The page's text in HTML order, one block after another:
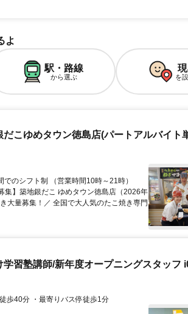
よ
駅・路線
から選ぶ を
だこゆめタウン徳島店(パートアルバイト
のシフト制 （営業時間10時～21時）
集】築地銀だこ ゆめタウン徳島店（2026年
大量募集！／ 全国で大人気のたこ焼き専門
学習塾講師/新年度オープニングスタッフ
より徒歩40分 ・最寄りバス停徒歩1分